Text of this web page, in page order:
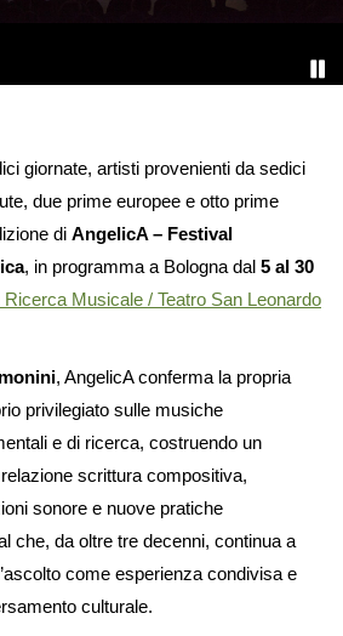
giornate, artisti provenienti da sedici
due prime europee e otto prime
di AngelicA – Festival
, in programma a Bologna dal 5 al 30
Ricerca Musicale / Teatro San Leonardo
, AngelicA conferma la propria
privilegiato sulle musiche
e di ricerca, costruendo un
scrittura compositiva,
sonore e nuove pratiche
che, da oltre tre decenni, continua a
come esperienza condivisa e
culturale.